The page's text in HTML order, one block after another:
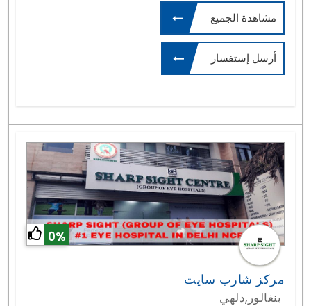
مشاهدة الجميع
أرسل إستفسار
0%
مركز شارب سايت
بنغالور,دلهي